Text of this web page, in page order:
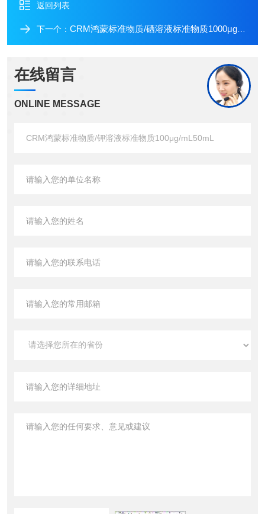
返回列表
下一个： CRM鸿蒙标准物质/硒溶液标准物质1000μg/mL100mL
在线留言
ONLINE MESSAGE